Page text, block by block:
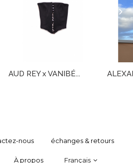
AUD REY x VANIBÉ...
nous échanges & retours
À propos Français